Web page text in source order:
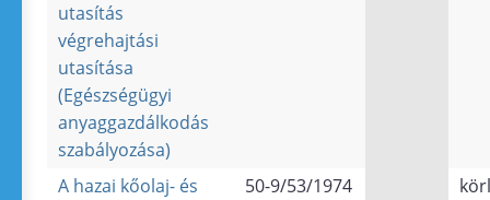
utasítás
végrehajtási
utasítása
(Egészségügyi
anyaggazdálkodás
szabályozása)
A hazai kőolaj- és
50-9/53/1974